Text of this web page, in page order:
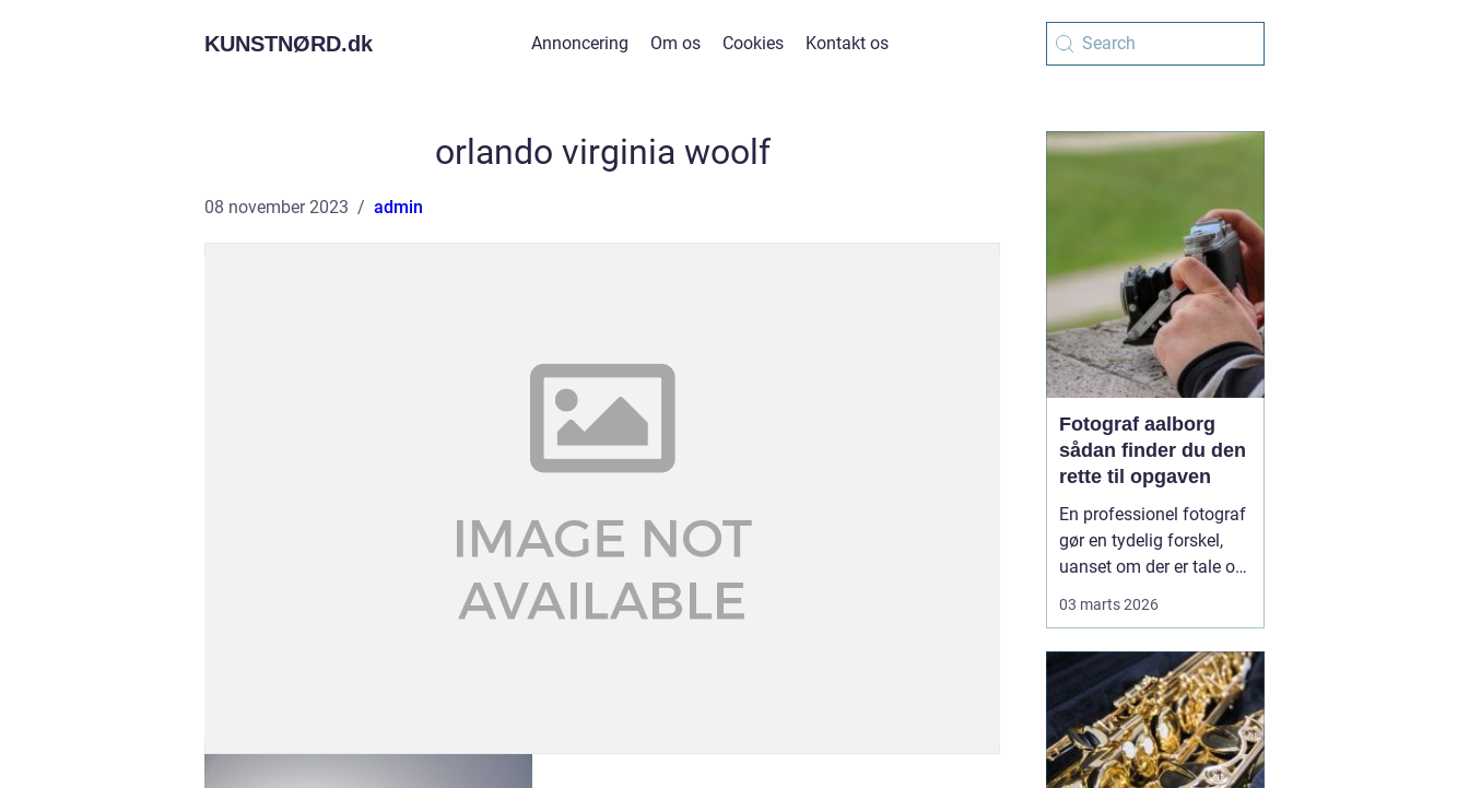
KUNSTNØRD.dk Annoncering Om os Cookies Kontakt os
orlando virginia woolf
08 november 2023 admin
Fotograf aalborg
sådan finder du den
rette til opgaven
En professionel fotograf
gør en tydelig forskel,
uanset om der er tale om
Mange oplever, at
mobilen klarer
hverdagens snapshots
fint, men når øjeblikket
kun sker én gang, ...
03 marts 2026